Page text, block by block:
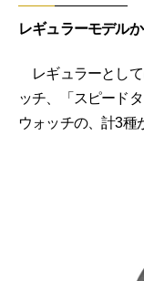
レギュラーモデル
レギュラーとして
ッチ、「スピード
ウォッチの、計3種